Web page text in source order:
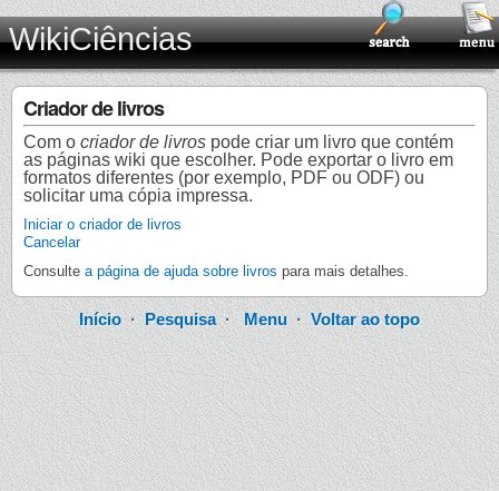
WikiCiências
Criador de livros
Com o criador de livros pode criar um livro que contém
as páginas wiki que escolher. Pode exportar o livro em
formatos diferentes (por exemplo, PDF ou ODF) ou
solicitar uma cópia impressa.
Iniciar o criador de livros
Cancelar
Consulte a página de ajuda sobre livros para mais detalhes.
Início· Pesquisa·Menu · Voltar ao topo